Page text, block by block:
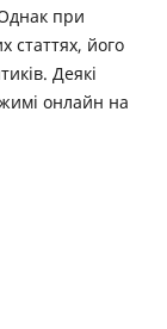
при
статтях, його
Деякі
онлайн на